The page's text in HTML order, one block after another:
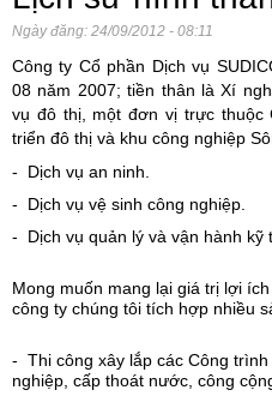
Ngày đăng: 24/09/2012 - 08:11
Công ty Cổ phần Dịch vụ
08 năm 2007; tiền thân là Xí
vụ đô thị, một đơn vị trực
triển đô thị và khu công nghiệp
- Dịch vụ an ninh.
- Dịch vụ vệ sinh công nghiệp.
- Dịch vụ quản lý và vận hành kỹ
Mong muốn mang lại giá trị lợi
công ty chúng tôi tích hợp nhiều
- Thi công xây lắp các Công
nghiệp, cấp thoát nước, công